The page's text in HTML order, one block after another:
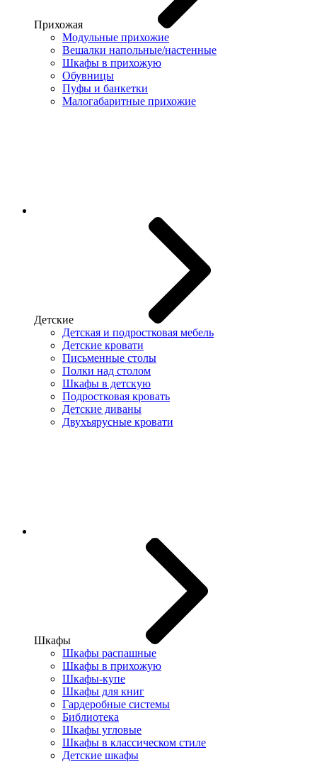
Прихожая
Модульные прихожие
Вешалки напольные/настенные
Шкафы в прихожую
Обувницы
Пуфы и банкетки
Малогабаритные прихожие
Детские
Детская и подростковая мебель
Детские кровати
Письменные столы
Полки над столом
Шкафы в детскую
Подростковая кровать
Детские диваны
Двухъярусные кровати
Шкафы
Шкафы распашные
Шкафы в прихожую
Шкафы-купе
Шкафы для книг
Гардеробные системы
Библиотека
Шкафы угловые
Шкафы в классическом стиле
Детские шкафы